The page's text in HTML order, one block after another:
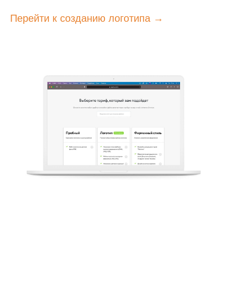
Перейти к созданию логотипа